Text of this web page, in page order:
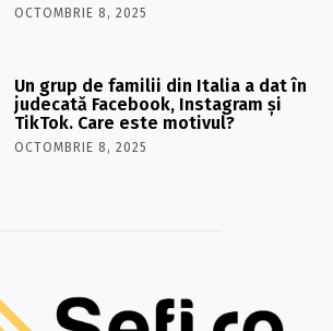
OCTOMBRIE 8, 2025
Un grup de familii din Italia a dat în
judecată Facebook, Instagram și
TikTok. Care este motivul?
OCTOMBRIE 8, 2025